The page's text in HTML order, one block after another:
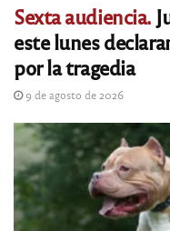
Sexta audiencia.
este lunes
por la tragedia
9 de agosto de 2026